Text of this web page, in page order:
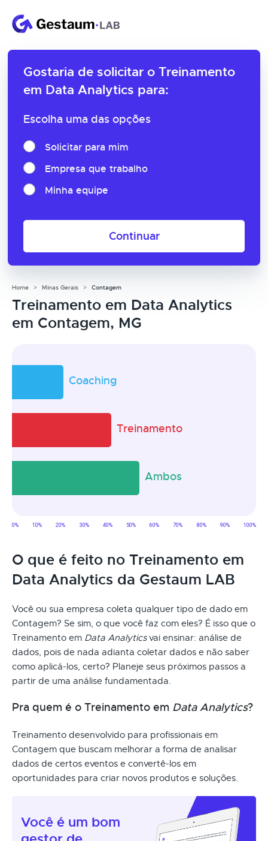
Gostaria de solicitar o Treinamento
em Data Analytics para:
Escolha uma das opções
Solicitar para mim
Empresa que trabalho
Minha equipe
Continuar
Home Minas Gerais Contagem
Treinamento em Data Analytics
em Contagem, MG
O que é feito no Treinamento em
Data Analytics da Gestaum LAB
Você ou sua empresa coleta qualquer tipo de dado em
Contagem? Se sim, o que você faz com eles? É isso que o
Treinamento em Data Analyticsvai ensinar: análise de
dados, pois de nada adianta coletar dados e não saber
como aplicá-los, certo? Planeje seus próximos passos a
partir de uma análise fundamentada.
Pra quem é o Treinamento em Data Analytics?
Treinamento desenvolvido para profissionais em
Contagem que buscam melhorar a forma de analisar
dados de certos eventos e convertê-los em
oportunidades para criar novos produtos e soluções.
Você é um bom